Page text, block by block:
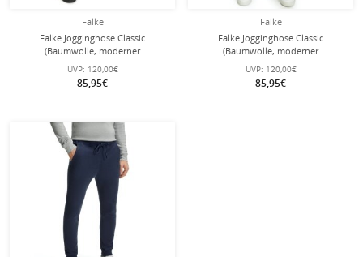
Falke
Falke Jogginghose Classic
(Baumwolle, moderner
Look,komfortabel) lang schwarz
Herren
UVP: 120,00€
85,95€
Falke
Falke Jogginghose Classic
(Baumwolle, moderner
Look,komfortabel) lang grau Herren
UVP: 120,00€
85,95€